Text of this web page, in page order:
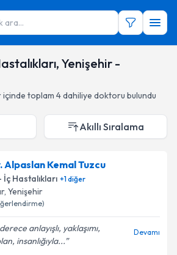
ara...
Yenişehir -
içinde toplam 4dahiliye doktoru bulundu
Akıllı Sıralama
Alpaslan Kemal Tuzcu
Hastalıkları +1diğer
, Yenişehir
anlayışlı, yaklaşımı,
insanlığıyla...
Devamı